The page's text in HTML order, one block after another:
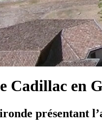
Cadillac en
présentant